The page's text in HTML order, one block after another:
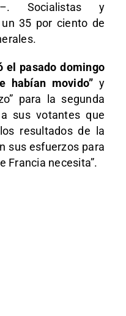
Socialistas y
35 por ciento de
el pasado domingo
habían movido” y
para la segunda
sus votantes que
resultados de la
sus esfuerzos para
Francia necesita”.